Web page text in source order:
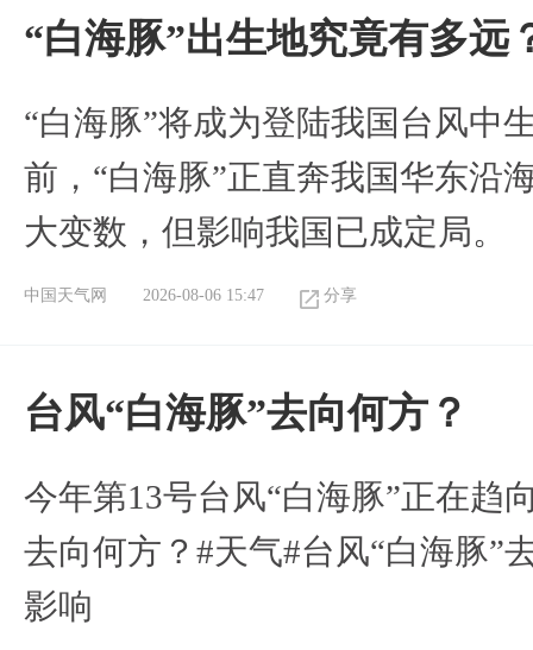
“白海豚”出生地究竟有多远
“白海豚”将成为登陆我国台风中
前，“白海豚”正直奔我国华东沿
大变数，但影响我国已成定局。
中国天气网 2026-08-06 15:47 分享
台风“白海豚”去向何方？
今年第13号台风“白海豚”正在趋
去向何方？#天气#台风“白海豚”
影响